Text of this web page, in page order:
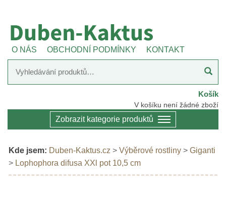
O NÁS OBCHODNÍ PODMÍNKY KONTAKT
Košík
V košíku není žádné zboží
Zobrazit kategorie produktů
Kde jsem: Duben-Kaktus.cz > Výběrové rostliny > Giganti
> Lophophora difusa XXl pot 10,5 cm